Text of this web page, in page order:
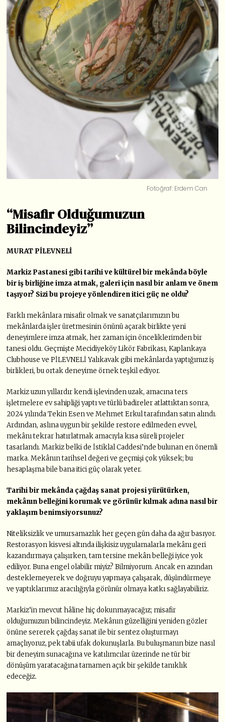
Fotoğraf: Erdem Can
“Misafir Olduğumuzun
Bilincindeyiz”
MURAT PİLEVNELİ
Markiz Pastanesi gibi tarihi ve kültürel bir mekânda böyle
bir iş birliğine imza atmak, galeri için nasıl bir anlam ve önem
taşıyor? Sizi bu projeye yönlendiren itici güç ne oldu?
Farklı mekânlara misafir olmak ve sanatçılarımızın bu
mekânlarda işler üretmesinin önünü açarak birlikte yeni
deneyimlere imza atmak, her zaman için önceliklerimden bir
tanesi oldu. Geçmişte Mecidiyeköy Likör Fabrikası, Kaplankaya
Clubhouse ve PİLEVNELİ Yalıkavak gibi mekânlarda yaptığımız iş
birlikleri, bu ortak deneyime örnek teşkil ediyor.
Markiz uzun yıllardır kendi işlevinden uzak, amacına ters
işletmelere ev sahipliği yaptı ve türlü badireler atlattıktan sonra,
2024 yılında Tekin Esen ve Mehmet Erkul tarafından satın alındı.
Ardından, aslına uygun bir şekilde restore edilmeden evvel,
mekânı tekrar hatırlatmak amacıyla kısa süreli projeler
tasarlandı. Markiz belki de İstiklal Caddesi’nde bulunan en önemli
marka. Mekânın tarihsel değeri ve geçmişi çok yüksek; bu
hesaplaşma bile bana itici güç olarak yeter.
Tarihi bir mekânda çağdaş sanat projesi yürütürken,
mekânın belleğini korumak ve görünür kılmak adına nasıl bir
yaklaşım benimsiyorsunuz?
Niteliksizlik ve umursamazlık her geçen gün daha da ağır basıyor.
Restorasyon kisvesi altında ilişkisiz uygulamalarla mekânı geri
kazandırmaya çalışırken, tam tersine mekân belleği iyice yok
ediliyor. Buna engel olabilir miyiz? Bilmiyorum. Ancak en azından
desteklemeyerek ve doğruyu yapmaya çalışarak, düşündürmeye
ve yaptıklarımız aracılığıyla görünür olmaya katkı sağlayabiliriz.
Markiz’in mevcut hâline hiç dokunmayacağız; misafir
olduğumuzun bilincindeyiz. Mekânın güzelliğini yeniden gözler
önüne sererek çağdaş sanat ile bir sentez oluşturmayı
amaçlıyoruz, pek tabii ufak dokunuşlarla. Bu buluşmanın bize nasıl
bir deneyim sunacağına ve katılımcılar üzerinde ne tür bir
dönüşüm yaratacağına tamamen açık bir şekilde tanıklık
edeceğiz.